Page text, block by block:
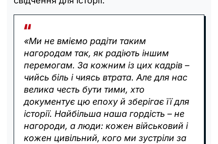
«Ми не вміємо радіти таким
нагородам так, як радіють іншим
перемогам. За кожним із цих кадрів –
чийсь біль і чиясь втрата. Але для нас
велика честь бути тими, хто
документує цю епоху й зберігає її для
історії. Найбільша наша гордість – не
нагороди, а люди: кожен військовий і
кожен цивільний, кого ми зустріли за